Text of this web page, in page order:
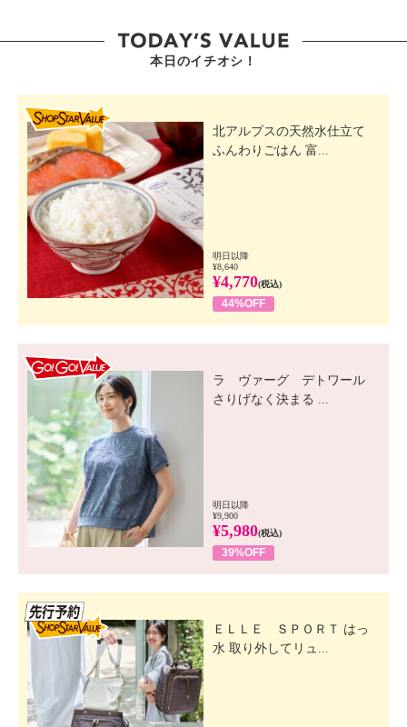
本日のイチオシ！
北アルプスの天然水仕立て
ふんわりごはん 富...
明日以降
¥8,640
¥4,770(税込)
44%OFF
ラ ヴァーグ デトワール
さりげなく決まる ...
明日以降
¥9,900
¥5,980(税込)
39%OFF
ＥＬＬＥ ＳＰＯＲＴ はっ
水 取り外してリュ...